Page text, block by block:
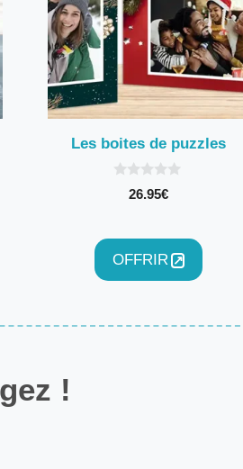
Les boites de puzzles
5
26.95€
OFFRIR
!